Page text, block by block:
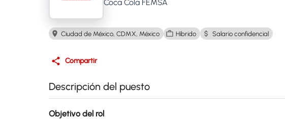
Coca Cola FEMSA
Ciudad de México, CDMX, México Híbrido Salario confidencial
Compartir
Descripción del puesto
Objetivo del rol